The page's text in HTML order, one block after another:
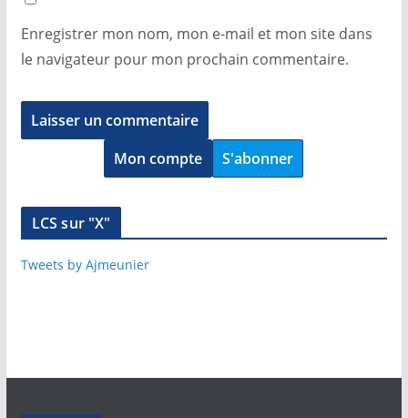
Enregistrer mon nom, mon e-mail et mon site dans
le navigateur pour mon prochain commentaire.
Mon compte S'abonner
LCS sur "X"
Tweets by Ajmeunier